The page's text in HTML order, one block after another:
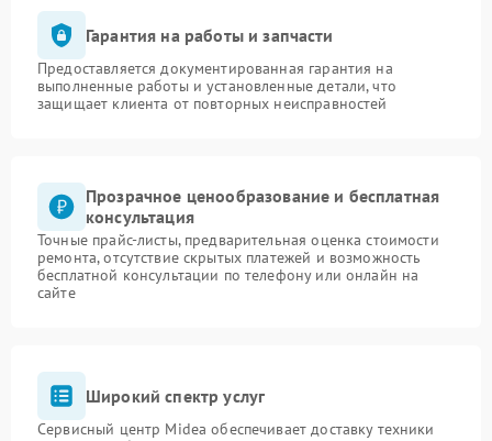
Гарантия на работы и запчасти
Предоставляется документированная гарантия на
выполненные работы и установленные детали, что
защищает клиента от повторных неисправностей
Прозрачное ценообразование и бесплатная
консультация
Точные прайс-листы, предварительная оценка стоимости
ремонта, отсутствие скрытых платежей и возможность
бесплатной консультации по телефону или онлайн на
сайте
Широкий спектр услуг
Сервисный центр Midea обеспечивает доставку техники